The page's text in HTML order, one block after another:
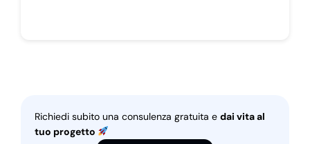
Richiedi subito una consulenza gratuita e dai vita al
tuo progetto